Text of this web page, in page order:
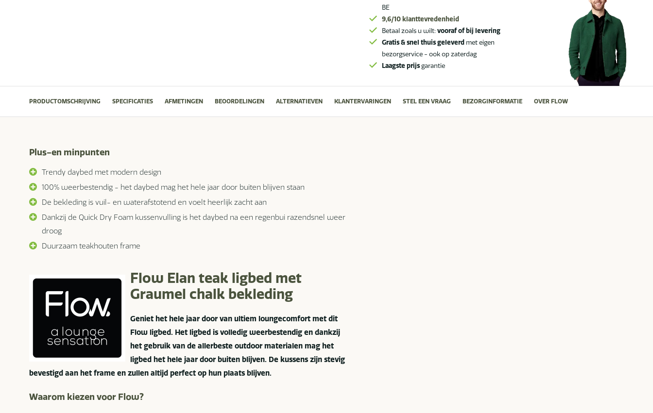
BE
9,6/10 klanttevredenheid
Betaal zoals u wilt:vooraf of bij levering
Gratis & snel thuis geleverd met eigen
bezorgservice - ook op zaterdag
Laagste prijsgarantie
PRODUCTOMSCHRIJVING SPECIFICATIES AFMETINGEN BEOORDELINGEN ALTERNATIEVEN KLANTERVARINGEN STEL EEN VRAAG BEZORGINFORMATIE OVER FLOW
Plus-en minpunten
Trendy daybed met modern design
100% weerbestendig - het daybed mag het hele jaar door buiten blijven staan
De bekleding is vuil- en waterafstotend en voelt heerlijk zacht aan
Dankzij de Quick Dry Foam kussenvulling is het daybed na een regenbui razendsnel weer
droog
Duurzaam teakhouten frame
Flow Elan teak ligbed met
Graumel chalk bekleding
Geniet het hele jaar door van ultiem loungecomfort met dit
Flow ligbed. Het ligbed is volledig weerbestendig en dankzij
het gebruik van de allerbeste outdoor materialen mag het
ligbed het hele jaar door buiten blijven. De kussens zijn stevig
bevestigd aan het frame en zullen altijd perfect op hun plaats blijven.
Waarom kiezen voor Flow?